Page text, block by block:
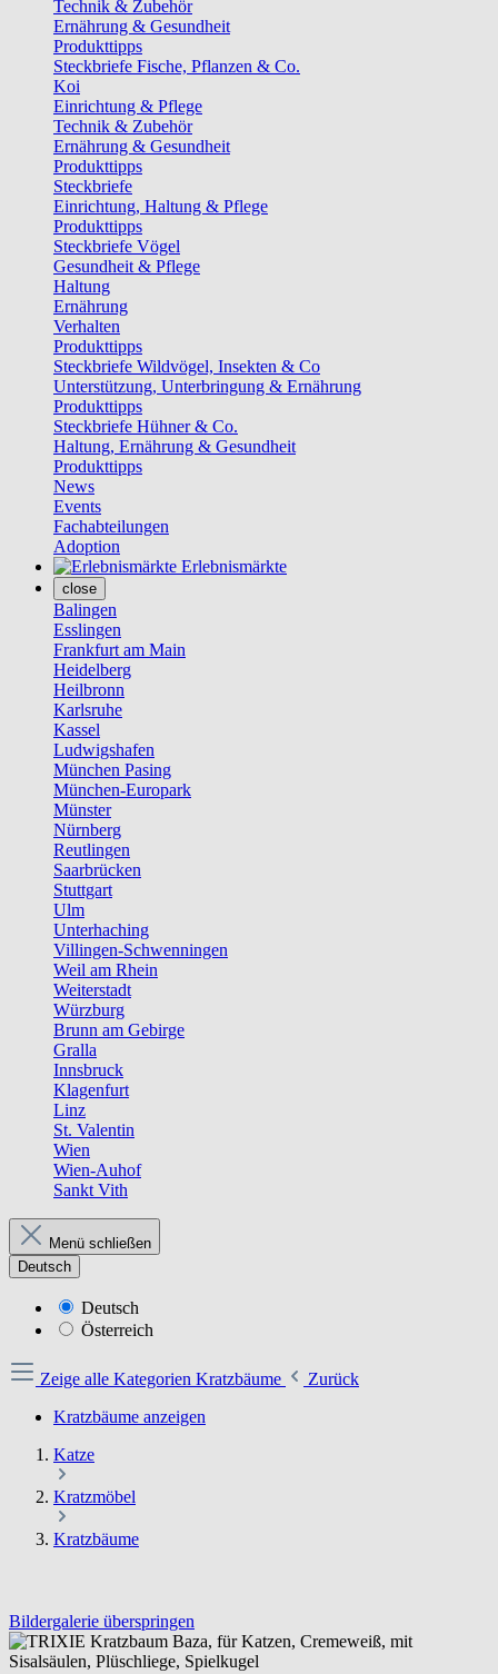
Technik & Zubehör
Ernährung & Gesundheit
Produkttipps
Steckbriefe Fische, Pflanzen & Co.
Koi
Einrichtung & Pflege
Technik & Zubehör
Ernährung & Gesundheit
Produkttipps
Steckbriefe
Einrichtung, Haltung & Pflege
Produkttipps
Steckbriefe Vögel
Gesundheit & Pflege
Haltung
Ernährung
Verhalten
Produkttipps
Steckbriefe Wildvögel, Insekten & Co
Unterstützung, Unterbringung & Ernährung
Produkttipps
Steckbriefe Hühner & Co.
Haltung, Ernährung & Gesundheit
Produkttipps
News
Events
Fachabteilungen
Adoption
Erlebnismärkte
close
Balingen
Esslingen
Frankfurt am Main
Heidelberg
Heilbronn
Karlsruhe
Kassel
Ludwigshafen
München Pasing
München-Europark
Münster
Nürnberg
Reutlingen
Saarbrücken
Stuttgart
Ulm
Unterhaching
Villingen-Schwenningen
Weil am Rhein
Weiterstadt
Würzburg
Brunn am Gebirge
Gralla
Innsbruck
Klagenfurt
Linz
St. Valentin
Wien
Wien-Auhof
Sankt Vith
Menü schließen
Deutsch
Deutsch
Österreich
Zeige alle Kategorien Kratzbäume
Zurück
Kratzbäume anzeigen
Katze
Kratzmöbel
Kratzbäume
Bildergalerie überspringen